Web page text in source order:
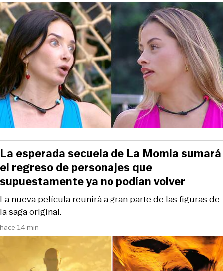
hace 14 min
La nueva película reunirá a gran parte de las figuras de
la saga original.
La esperada secuela de La Momia sumará
el regreso de personajes que
supuestamente ya no podían volver